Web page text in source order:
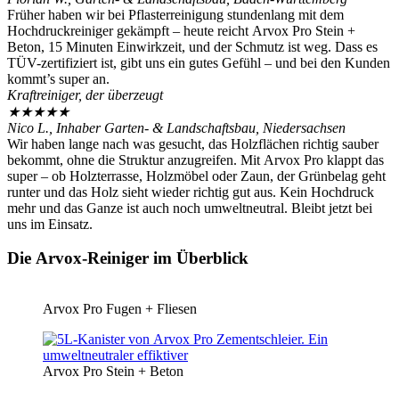
Früher haben wir bei Pflasterreinigung stundenlang mit dem
Hochdruckreiniger gekämpft – heute reicht Arvox Pro Stein +
Beton, 15 Minuten Einwirkzeit, und der Schmutz ist weg. Dass es
TÜV-zertifiziert ist, gibt uns ein gutes Gefühl – und bei den Kunden
kommt’s super an.
Kraftreiniger, der überzeugt
★★★★★
Nico L., Inhaber Garten- & Landschaftsbau, Niedersachsen
Wir haben lange nach was gesucht, das Holzflächen richtig sauber
bekommt, ohne die Struktur anzugreifen. Mit Arvox Pro klappt das
super – ob Holzterrasse, Holzmöbel oder Zaun, der Grünbelag geht
runter und das Holz sieht wieder richtig gut aus. Kein Hochdruck
mehr und das Ganze ist auch noch umweltneutral. Bleibt jetzt bei
uns im Einsatz.
Die Arvox-Reiniger im Überblick
Arvox Pro Fugen + Fliesen
Arvox Pro Stein + Beton